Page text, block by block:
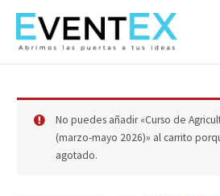
contenido
No puedes añadir «Curso de
(marzo-mayo 2026)» al carrito
agotado.